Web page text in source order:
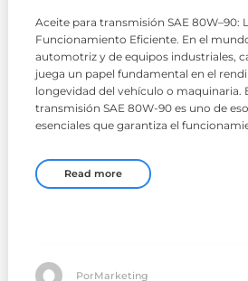
Aceite para transmisión SAE 80W–90:
Funcionamiento Eficiente. En el
automotriz y de equipos industriales,
juega un papel fundamental en el
longevidad del vehículo o maquinaria.
transmisión SAE 80W-90 es uno de
esenciales que garantiza el
Read more
PorMarketing